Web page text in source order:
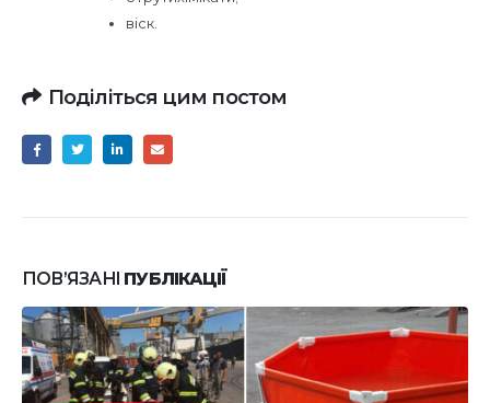
віск.
Поділіться цим постом
ПОВ’ЯЗАНІ ПУБЛІКАЦІЇ